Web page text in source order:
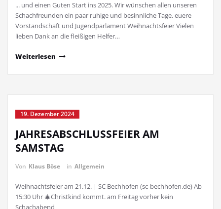
... und einen Guten Start ins 2025. Wir wünschen allen unseren
Schachfreunden ein paar ruhige und besinnliche Tage. euere
Vorstandschaft und Jugendparlament Weihnachtsfeier Vielen
lieben Dank an die fleißigen Helfer…
Weiterlesen
19. Dezember 2024
JAHRESABSCHLUSSFEIER AM
SAMSTAG
Von Klaus Böse in Allgemein
Weihnachtsfeier am 21.12. | SC Bechhofen (sc-bechhofen.de) Ab
15:30 Uhr 🎄Christkind kommt. am Freitag vorher kein
Schachabend